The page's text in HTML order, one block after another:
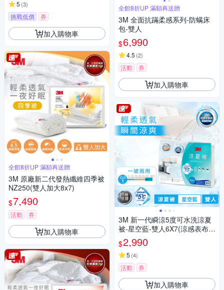
5 (3)
挑戰低價 券
加入購物車
全館8折UP 滿額再送贈
3M 原廠新二代發熱纖維四季被
NZ250(雙人加大8x7)
$7,490
活動 券
加入購物車
全館8折UP 滿額再送贈
3M 全面抗蹣柔感系列-防螨床
包-雙人
$6,990
4.5 (2)
活動 券
加入購物車
3M 新一代瞬涼5度可水洗涼夏
被-星空藍-雙人6X7(涼感表布舒
適再升級)
$2,990
5 (4)
活動 券
加入購物車